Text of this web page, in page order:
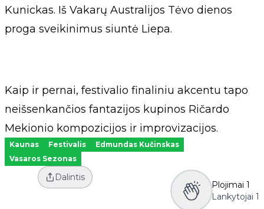
Kunickas. Iš Vakarų Australijos Tėvo dienos
proga sveikinimus siuntė Liepa.
Kaip ir pernai, festivalio finaliniu akcentu tapo
neišsenkančios fantazijos kupinos Ričardo
Mekionio kompozicijos ir improvizacijos.
Kaunas Festivalis
Edmundas Kučinskas
Vasaros Sezonas
Dalintis
Plojimai 1
Lankytojai 1